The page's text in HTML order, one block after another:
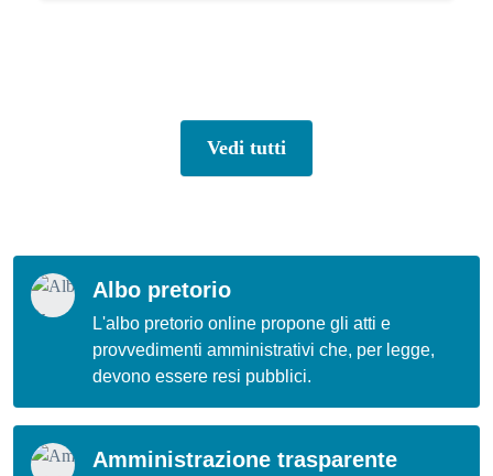
Vedi tutti
Albo pretorio
L'albo pretorio online propone gli atti e
provvedimenti amministrativi che, per legge,
devono essere resi pubblici.
Amministrazione trasparente